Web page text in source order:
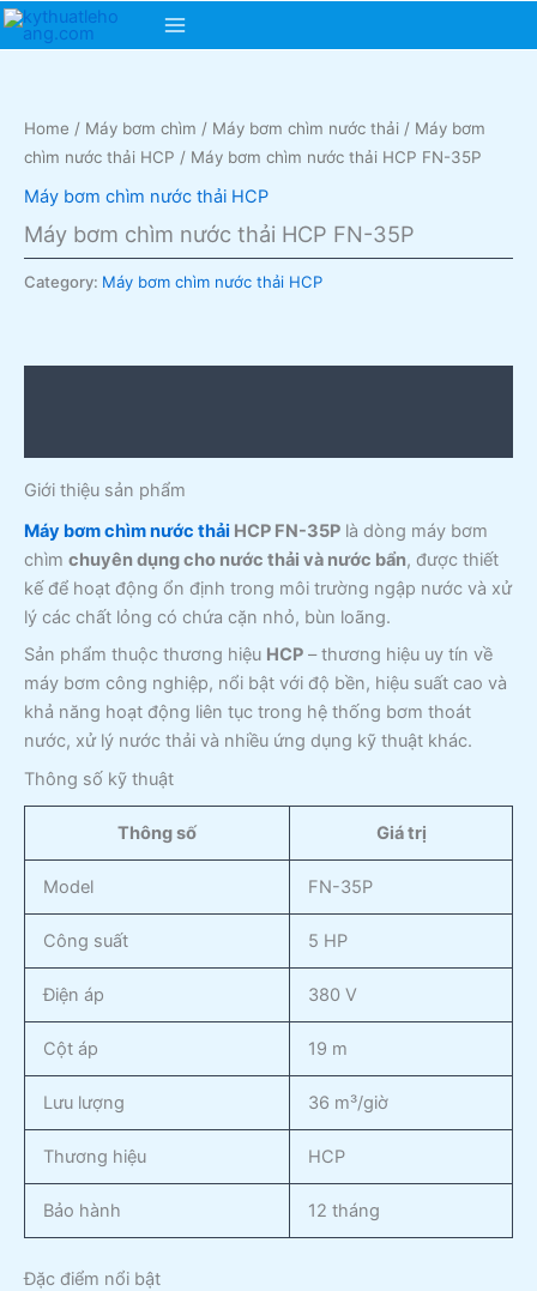
Skip
Main
Home / Máy bơm chìm / Máy bơm chìm nước thải / Máy bơm
chìm nước thải HCP / Máy bơm chìm nước thải HCP FN-35P
Máy bơm chìm nước thải HCP
Máy bơm chìm nước thải HCP FN-35P
Category: Máy bơm chìm nước thải HCP
Giới thiệu sản phẩm
Máy bơm chìm nước thải HCP FN-35P là dòng máy bơm
chìm chuyên dụng cho nước thải và nước bẩn, được thiết
kế để hoạt động ổn định trong môi trường ngập nước và xử
lý các chất lỏng có chứa cặn nhỏ, bùn loãng.
Sản phẩm thuộc thương hiệu HCP – thương hiệu uy tín về
máy bơm công nghiệp, nổi bật với độ bền, hiệu suất cao và
khả năng hoạt động liên tục trong hệ thống bơm thoát
nước, xử lý nước thải và nhiều ứng dụng kỹ thuật khác.
Thông số kỹ thuật
Thông số Giá trị
Model FN-35P
Công suất 5 HP
Điện áp 380 V
Cột áp 19 m
Lưu lượng 36 m³/giờ
Thương hiệu HCP
Bảo hành 12 tháng
Đặc điểm nổi bật